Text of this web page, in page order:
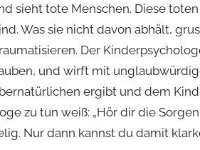
sieht tote Menschen. Diese
Was sie nicht davon abhält,
Der
und wirft mit
ergibt und dem
zu tun weiß: „Hör dir die
Nur dann kannst du damit